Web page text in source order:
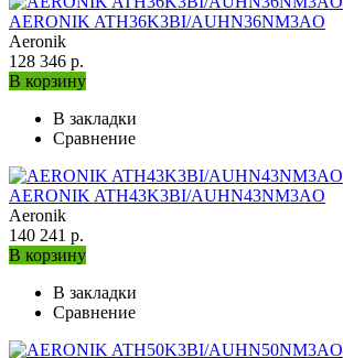
AERONIK ATH36K3BI/AUHN36NM3AO
Aeronik
128 346 р.
В корзину
В закладки
Сравнение
AERONIK ATH43K3BI/AUHN43NM3AO
Aeronik
140 241 р.
В корзину
В закладки
Сравнение